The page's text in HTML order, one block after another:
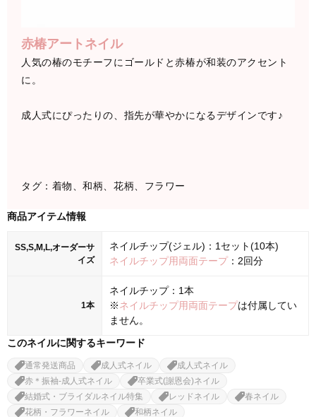
赤椿アートネイル
人気の椿のモチーフにゴールドと赤椿が和装のアクセント
に。
成人式にぴったりの、指先が華やかになるデザインです♪
タグ：着物、和柄、花柄、フラワー
商品アイテム情報
SS,S,M,L,オーダーサ
イズ
ネイルチップ(ジェル)：1セット(10本)
ネイルチップ用両面テープ：2回分
1本
ネイルチップ：1本
※ネイルチップ用両面テープは付属してい
ません。
このネイルに関するキーワード
通常発送商品 成人式ネイル
成人式ネイル
赤＊振袖-成人式ネイル
卒業式(謝恩会)ネイル
結婚式・ブライダルネイル特集
レッドネイル
春ネイル
花柄・フラワーネイル
和柄ネイル